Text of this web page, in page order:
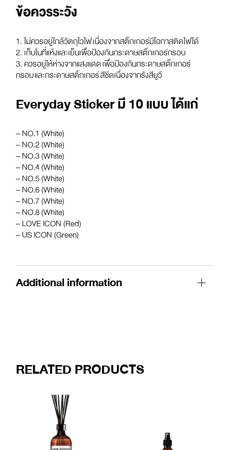
ข้อควรระวัง
1. ไม่ควรอยู่ใกล้วัตถุไวไฟ เนื่องจากสติ๊กเกอร์มีโอกาสติดไฟได้
2. เก็บในที่แห้งและเย็นเพื่อป้องกันกระดาษสติ๊กเกอร์กรอบ
3. ควรอยู่ให้ห่างจากแสงแดด เพื่อป้องกันกระดาษสติ๊กเกอร์
กรอบ และกระดาษสติ๊กเกอร์ สีซีดเนื่องจากรังสียูวี
Everyday Sticker มี 10 แบบ ได้แก่
– NO.1 (White)
– NO.2 (White)
– NO.3 (White)
– NO.4 (White)
– NO.5 (White)
– NO.6 (White)
– NO.7 (White)
– NO.8 (White)
– LOVE ICON (Red)
– US ICON (Green)
Additional information
RELATED PRODUCTS